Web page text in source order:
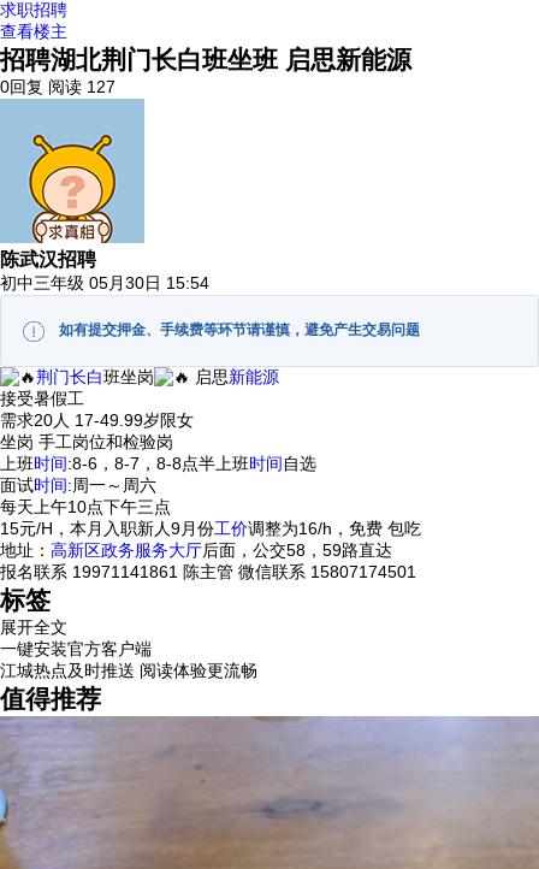
求职招聘
查看楼主
招聘湖北荆门长白班坐班 启思新能源
0回复 阅读 127
陈武汉招聘
初中三年级 05月30日 15:54
如有提交押金、手续费等环节请谨慎，避免产生交易问题
荆门长白班坐岗 启思新能源
接受暑假工
需求20人 17-49.99岁限女
坐岗 手工岗位和检验岗
上班时间:8-6，8-7，8-8点半上班时间自选
面试时间:周一～周六
每天上午10点下午三点
15元/H，本月入职新人9月份工价调整为16/h，免费 包吃
地址： 高新区政务服务大厅后面，公交58，59路直达
报名联系 19971141861 陈主管 微信联系 15807174501
标签
展开全文
一键安装官方客户端
江城热点及时推送 阅读体验更流畅
值得推荐